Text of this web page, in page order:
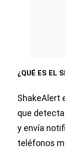
¿QUÉ ES EL
ShakeAlert
que
y envía
teléfonos